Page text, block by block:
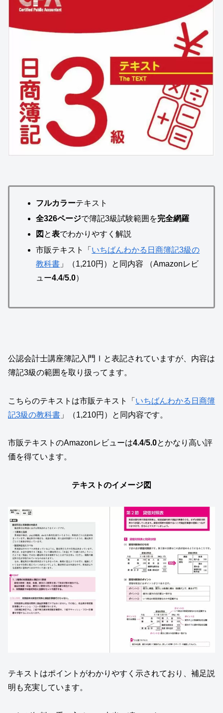
フルカラーテキスト
全326ページで簿記3級試験範囲を完全網羅
図 と表でわかりやすく解説
市販テキスト「 いちばんわかる日商簿記3級の
教科書 」（1,210円）と同内容 （Amazonレビ
ュー4.4/5.0）
公認会計士講座簿記入門Ⅰと表記されていますが、内容は
簿記3級の範囲を取り扱ってます。
こちらのテキストは市販テキスト「 いちばんわかる日商簿
記3級の教科書 」（1,210円）と同内容です。
市販テキストのAmazonレビューは4.4/5.0とかなり高い評
価を得ています。
テキストのイメージ図
テキストはポイントがわかりやすく示されており、補足説
明も充実しています。